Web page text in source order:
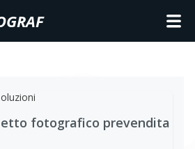
fotografico prevendita